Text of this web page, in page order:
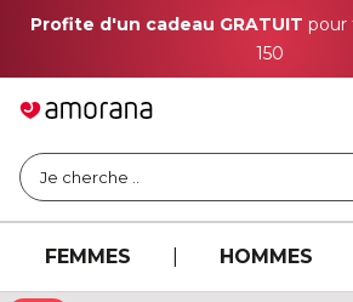
Profite d'un cadeau GRATUIT pour
150
Je cherche ..
FEMMES HOMMES